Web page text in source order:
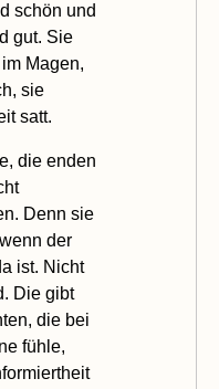
schön und
gut. Sie
Magen,
sie
satt.
die enden
Denn sie
der
ist. Nicht
Die gibt
die bei
fühle,